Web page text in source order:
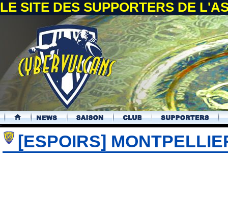
LE SITE DES SUPPORTERS DE
.
[ESPOIRS]